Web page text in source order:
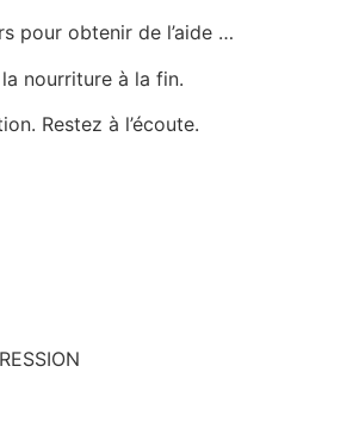
pour obtenir de l’aide …
nourriture à la fin.
Restez à l’écoute.